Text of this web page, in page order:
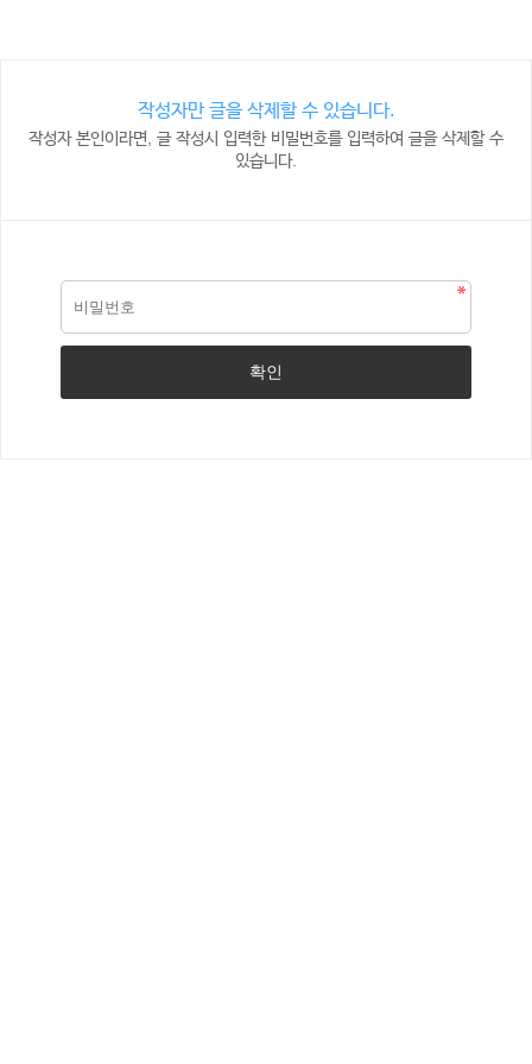
작성자만 글을 삭제할 수 있습니다.
작성자 본인이라면, 글 작성시 입력한 비밀번호를 입력하여 글을 삭제할 수
있습니다.